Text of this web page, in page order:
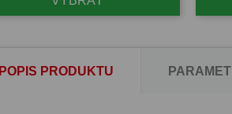
POPIS PRODUKTU